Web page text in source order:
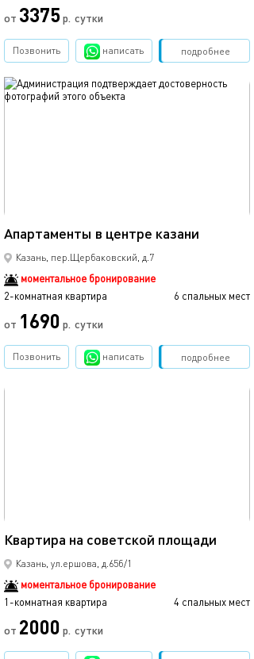
от 3375р. сутки
подробнее
Позвонить написать Забронировать
Апартаменты в центре казани
Казань, пер.Щербаковский, д.7
моментальное бронирование
2-комнатная квартира
6 спальных мест
от 1690 р. сутки
обновлено 14.12.2019
подробнее
Позвонить написать Забронировать
Квартира на советской площади
Казань, ул.ершова, д.65б/1
моментальное бронирование
1-комнатная квартира
4 спальных мест
от 2000 р. сутки